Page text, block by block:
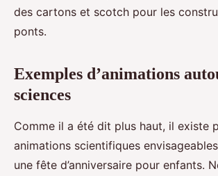
des cartons et scotch pour les
ponts.
Exemples d’animations
sciences
Comme il a été dit plus haut, il existe
animations scientifiques
une fête d’anniversaire pour enfants.